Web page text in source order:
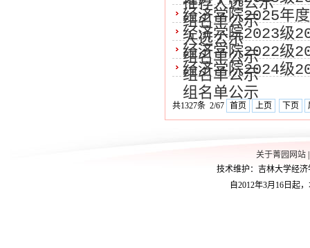
推荐人选公示
组名单公示
经济学院2025年
人选公示
经济学院2023级
组名单公示
经济学院2022级
组名单公示
经济学院2024级
组名单公示
共1327条 2/67 首页 上页 下页
关于菁园网站
技术维护：吉林大学经济
自2012年3月16日起